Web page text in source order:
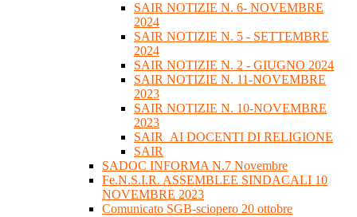
SAIR NOTIZIE N. 6- NOVEMBRE
2024
SAIR NOTIZIE N. 5 - SETTEMBRE
2024
SAIR NOTIZIE N. 2 - GIUGNO 2024
SAIR NOTIZIE N. 11-NOVEMBRE
2023
SAIR NOTIZIE N. 10-NOVEMBRE
2023
SAIR_AI DOCENTI DI RELIGIONE
SAIR
SADOC INFORMA N.7 Novembre
Fe.N.S.I.R. ASSEMBLEE SINDACALI 10
NOVEMBRE 2023
Comunicato SGB-sciopero 20 ottobre